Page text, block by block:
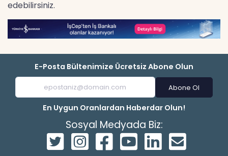
edebilirsiniz.
E-Posta Bültenimize Ücretsiz Abone Olun
Abone Ol
En Uygun Oranlardan Haberdar Olun!
Sosyal Medyada Biz: